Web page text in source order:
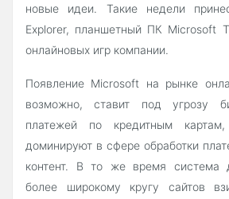
новые идеи. Такие недели
Explorer, планшетный ПК Microsoft
онлайновых игр компании.
Появление Microsoft на рынке
возможно, ставит под угрозу
платежей по кредитным
доминируют в сфере обработки
контент. В то же время система
более широкому кругу сайтов